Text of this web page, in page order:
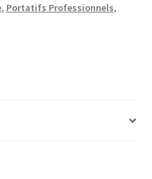
, Portatifs Professionnels,